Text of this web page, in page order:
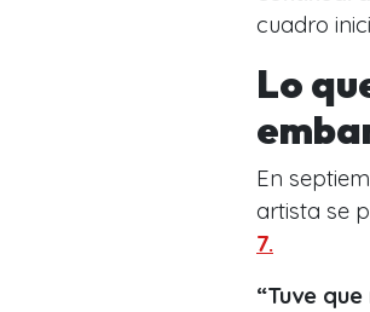
cuadro
Lo
En
artista se
7.
“Tuve